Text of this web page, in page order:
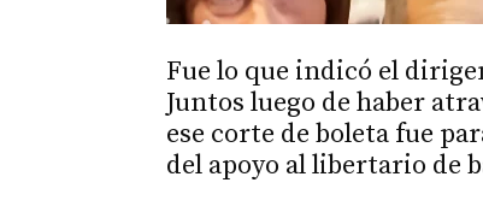
Fue lo que indicó el
Juntos luego de haber
ese corte de boleta fue
del apoyo al libertario de